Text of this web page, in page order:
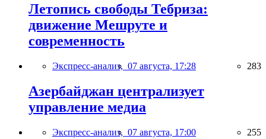
Летопись свободы Тебриза:
движение Мешруте и
современность
Экспресс-анализ, 07 августа, 17:28 283
Азербайджан централизует
управление медиа
Экспресс-анализ, 07 августа, 17:00 255